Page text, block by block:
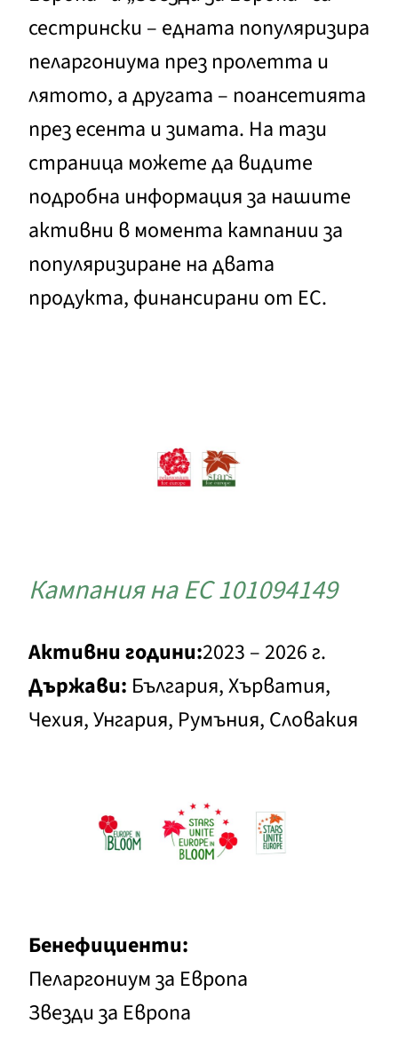
сестрински – едната популяризира
пеларгониума през пролетта и
лятото, а другата – поансетията
през есента и зимата. На тази
страница можете да видите
подробна информация за нашите
активни в момента кампании за
популяризиране на двата
продукта, финансирани от ЕС.
Кампания на ЕС 101094149
Активни години:2023 – 2026 г.
Държави: България, Хърватия,
Чехия, Унгария, Румъния, Словакия
Бенефициенти:
Пеларгониум за Европа
Звезди за Европа